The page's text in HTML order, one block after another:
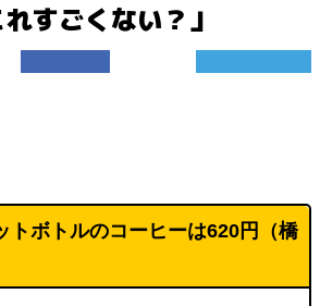
すごくない？」
トボトルのコーヒーは620円（橋